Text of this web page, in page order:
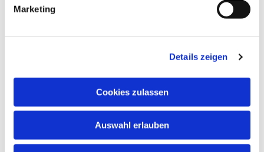
Marketing
Details zeigen
Cookies zulassen
Auswahl erlauben